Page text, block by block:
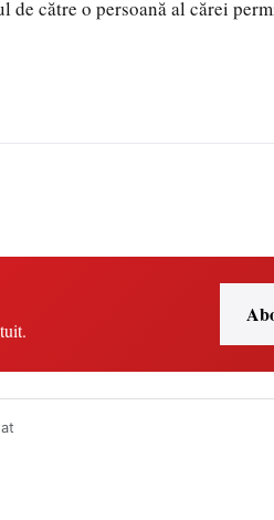
către o persoană al cărei